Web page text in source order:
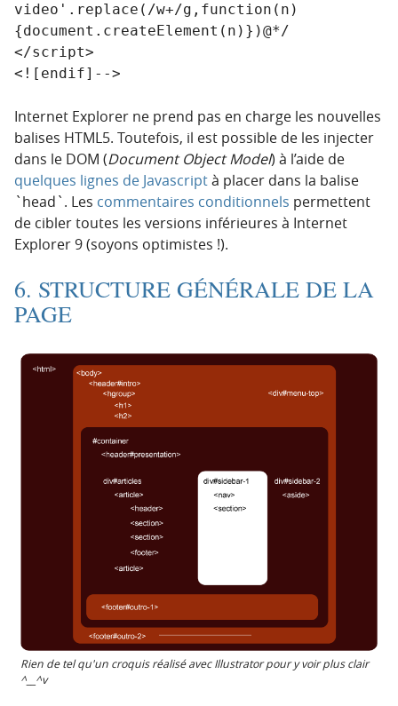
video'.replace(/w+/g,function(n)
{document.createElement(n)})@*/
</script>
Internet Explorer ne prend pas en charge les nouvelles
balises HTML5. Toutefois, il est possible de les injecter
dans le DOM (Document Object Model) à l’aide de
quelques lignes de Javascriptà placer dans la balise
`head`. Les commentaires conditionnels permettent
de cibler toutes les versions inférieures à Internet
Explorer 9 (soyons optimistes !).
6. STRUCTURE GÉNÉRALE DE LA
PAGE
Rien de tel qu'un croquis réalisé avec Illustrator pour y voir plus clair
^__^v